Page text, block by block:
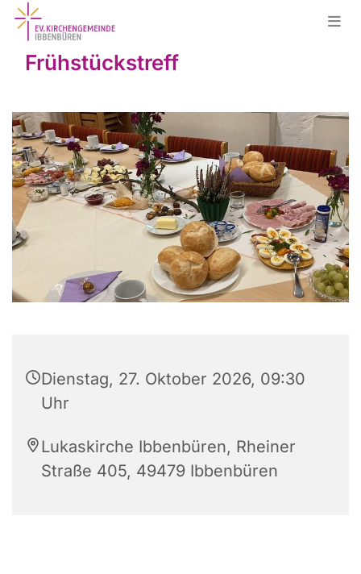
Frühstückstreff
Dienstag, 27. Oktober 2026, 09:30
Uhr
Lukaskirche Ibbenbüren, Rheiner
Straße 405, 49479 Ibbenbüren